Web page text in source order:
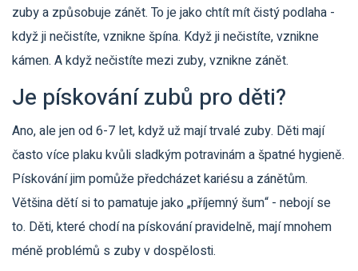
zuby a způsobuje zánět. To je jako chtít mít čistý podlaha -
když ji nečistíte, vznikne špína. Když ji nečistíte, vznikne
kámen. A když nečistíte mezi zuby, vznikne zánět.
Je pískování zubů pro děti?
Ano, ale jen od 6-7 let, když už mají trvalé zuby. Děti mají
často více plaku kvůli sladkým potravinám a špatné hygieně.
Pískování jim pomůže předcházet kariésu a zánětům.
Většina dětí si to pamatuje jako „příjemný šum“ - nebojí se
to. Děti, které chodí na pískování pravidelně, mají mnohem
méně problémů s zuby v dospělosti.